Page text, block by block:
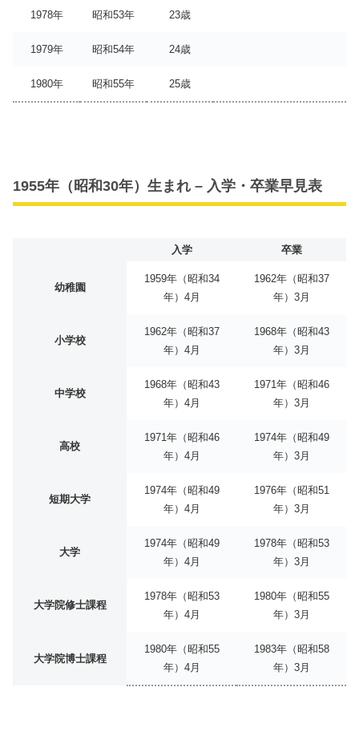
1978年 昭和53年 23歳
1979年 昭和54年 24歳
1980年 昭和55年 25歳
1955年（昭和30年）生まれ – 入学・卒業早見表
入学 卒業
幼稚園
1959年（昭和34
年）4月
1962年（昭和37
年）3月
小学校
1962年（昭和37
年）4月
1968年（昭和43
年）3月
中学校
1968年（昭和43
年）4月
1971年（昭和46
年）3月
高校
1971年（昭和46
年）4月
1974年（昭和49
年）3月
短期大学
1974年（昭和49
年）4月
1976年（昭和51
年）3月
大学
1974年（昭和49
年）4月
1978年（昭和53
年）3月
大学院修士課程
1978年（昭和53
年）4月
1980年（昭和55
年）3月
大学院博士課程
1980年（昭和55
年）4月
1983年（昭和58
年）3月